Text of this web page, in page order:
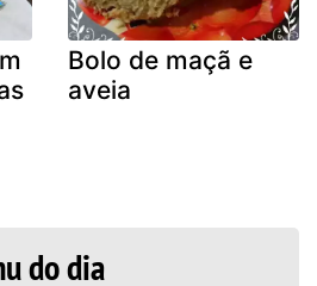
Bolo de maçã e
aveia
do dia